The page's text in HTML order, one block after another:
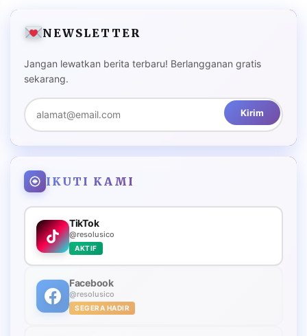
NEWSLETTER
Jangan lewatkan berita terbaru! Berlangganan gratis
sekarang.
Kirim
IKUTI KAMI
TikTok
@resolusico
AKTIF
Facebook
@resolusico
SEGERA HADIR